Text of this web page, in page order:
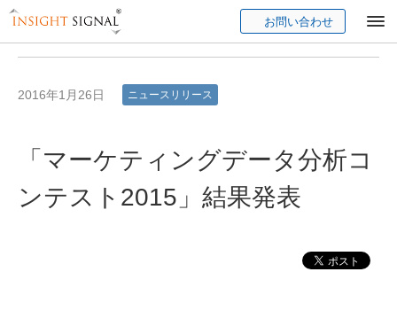
Insight Signal
お問い合わせ
2016年1月26日 ニュースリリース
「マーケティングデータ分析コ
ンテスト2015」結果発表